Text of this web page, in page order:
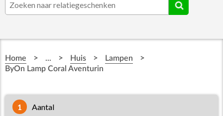
Home > ... > Huis > Lampen >
ByOn Lamp Coral Aventurin
1 aantal